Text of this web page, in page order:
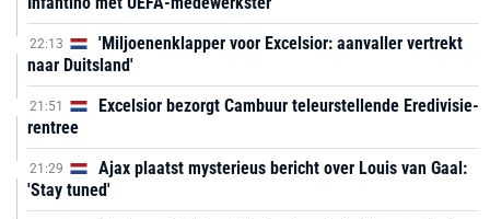
22:13
'Miljoenenklapper voor Excelsior: aanvaller vertrekt
naar Duitsland'
21:51
Excelsior bezorgt Cambuur teleurstellende Eredivisie-
rentree
21:29
Ajax plaatst mysterieus bericht over Louis van Gaal:
'Stay tuned'